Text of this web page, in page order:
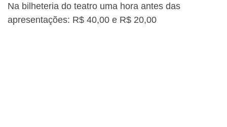
Na bilheteria do teatro uma hora antes das
apresentações: R$ 40,00 e R$ 20,00